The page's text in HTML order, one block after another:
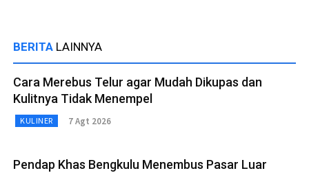
BERITA LAINNYA
Cara Merebus Telur agar Mudah Dikupas dan
Kulitnya Tidak Menempel
KULINER 7 Agt 2026
Pendap Khas Bengkulu Menembus Pasar Luar